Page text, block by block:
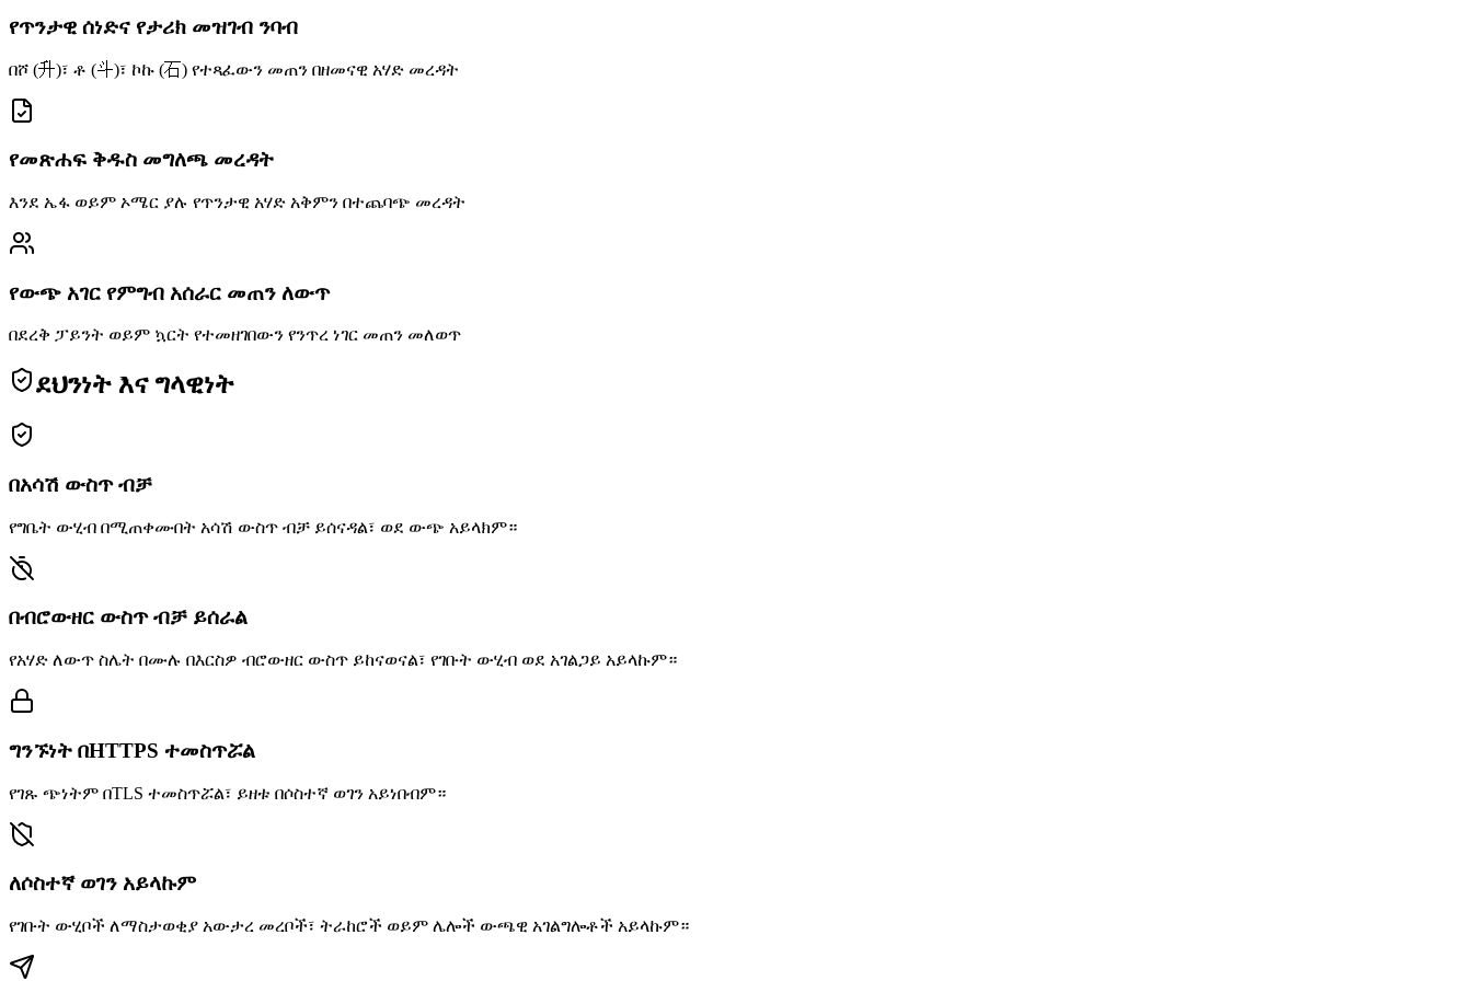
የጥንታዊ ሰነድና የታሪክ መዝገብ ንባብ
በሾ (升)፣ ቶ (斗)፣ ኮኩ (石) የተጻፈውን መጠን በዘመናዊ አሃድ መረዳት
የመጽሐፍ ቅዱስ መግለጫ መረዳት
እንደ ኤፋ ወይም ኦሜር ያሉ የጥንታዊ አሃድ አቅምን በተጨባጭ መረዳት
የውጭ አገር የምግብ አሰራር መጠን ለውጥ
በደረቅ ፓይንት ወይም ኳርት የተመዘገበውን የንጥረ ነገር መጠን መለወጥ
ደህንነት እና ግላዊነት
በአሳሽ ውስጥ ብቻ
የግቤት ውሂብ በሚጠቀሙበት አሳሽ ውስጥ ብቻ ይሰናዳል፣ ወደ ውጭ አይላክም።
በብሮውዘር ውስጥ ብቻ ይሰራል
የአሃድ ለውጥ ስሌት በሙሉ በእርስዎ ብሮውዘር ውስጥ ይከናወናል፣ የገቡት ውሂብ ወደ አገልጋይ አይላኩም።
ግንኙነት በHTTPS ተመስጥሯል
የገጹ ጭነትም በTLS ተመስጥሯል፣ ይዘቱ በሶስተኛ ወገን አይነበብም።
ለሶስተኛ ወገን አይላኩም
የገቡት ውሂቦች ለማስታወቂያ አውታረ መረቦች፣ ትራከሮች ወይም ሌሎች ውጫዊ አገልግሎቶች አይላኩም።